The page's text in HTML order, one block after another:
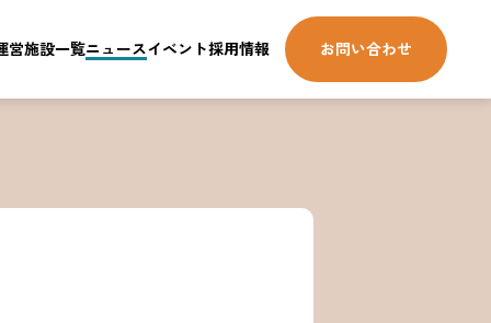
営施設一覧ニュースイベント採用情報 お問い合わせ